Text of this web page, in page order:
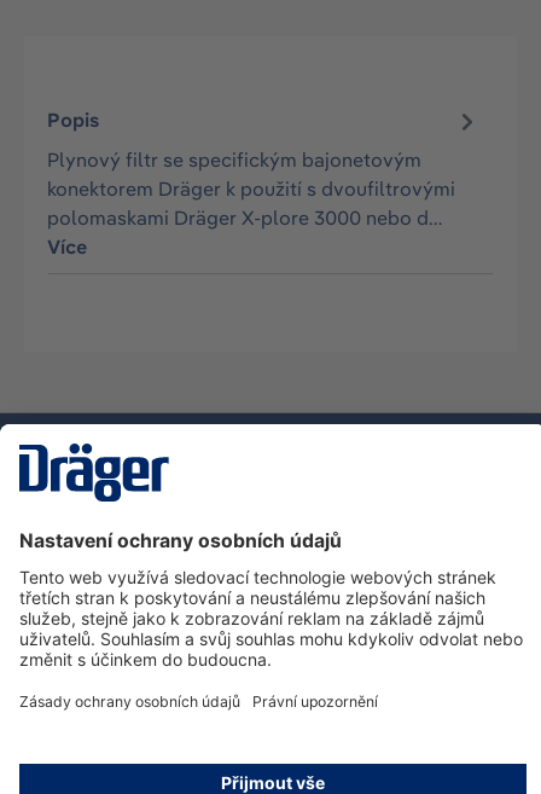
Popis
Plynový filtr se specifickým bajonetovým
konektorem Dräger k použití s dvoufiltrovými
polomaskami Dräger X-plore 3000 nebo d…
Více
Zákaznická infolinka
O společnosti Dräger
Informace